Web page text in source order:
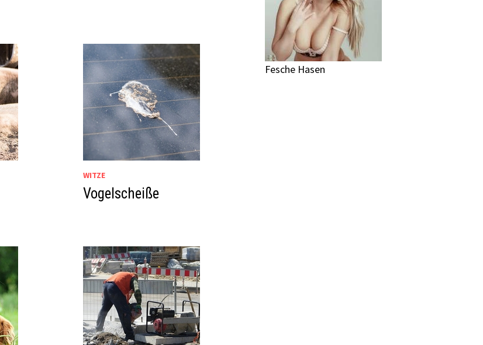
WITZE
Vogelscheiße
Fesche Hasen